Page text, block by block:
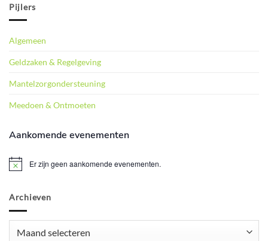
Pijlers
Algemeen
Geldzaken & Regelgeving
Mantelzorgondersteuning
Meedoen & Ontmoeten
Aankomende evenementen
BerichtEr zijn geen aankomende evenementen.
Archieven